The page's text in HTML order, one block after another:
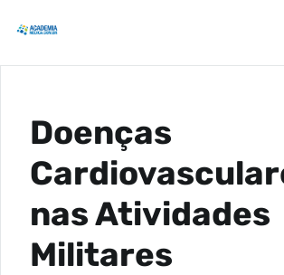
Doenças
nas Atividades
Militares